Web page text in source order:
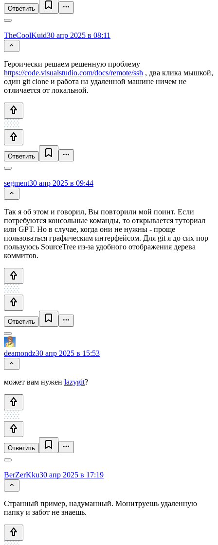
Ответить
TheCoolKuid30 апр 2025 в 08:11
Героически решаем решенную проблему
https://code.visualstudio.com/docs/remote/ssh , два клика мышкой,
один git clone и работа на удаленной машине ничем не
отличается от локальной.
Ответить
segment30 апр 2025 в 09:44
Так я об этом и говорил, Вы повторили мой поинт. Если
потребуются консольные команды, то открывается туториал
или GPT. Но в случае, когда они не нужны - проще
пользоваться графическим интерфейсом. Для git я до сих пор
пользуюсь SourceTree из-за удобного отображения дерева
коммитов.
Ответить
deamondz30 апр 2025 в 15:53
может вам нужен lazygit?
Ответить
BerZerKku30 апр 2025 в 17:19
Странный пример, надуманный. Монитруешь удаленную
папку и забот не знаешь.